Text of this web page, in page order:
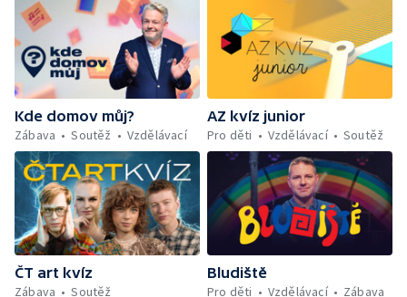
Kde domov můj?
Zábava
Soutěž Vzdělávací
AZ kvíz junior
Pro děti
Vzdělávací Soutěž
ČT art kvíz
Zábava
Soutěž
Bludiště
Pro děti
Vzdělávací Zábava